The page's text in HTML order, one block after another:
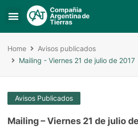
Home
Avisos publicados
Mailing - Viernes 21 de julio de 2017
Avisos Publicados
Mailing – Viernes 21 de julio